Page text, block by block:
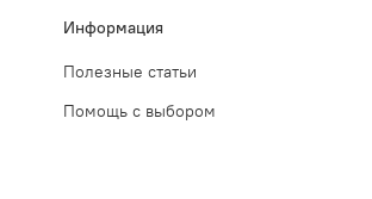
Информация
Полезные статьи
Помощь с выбором